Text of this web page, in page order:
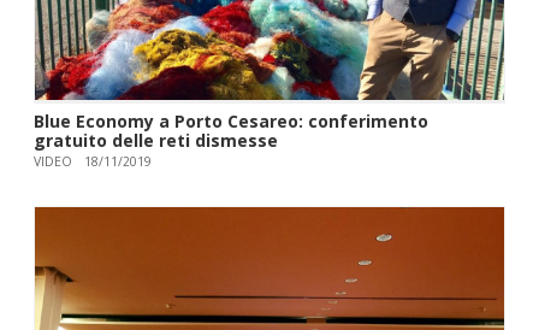
Blue Economy a Porto Cesareo: conferimento
gratuito delle reti dismesse
VIDEO 18/11/2019